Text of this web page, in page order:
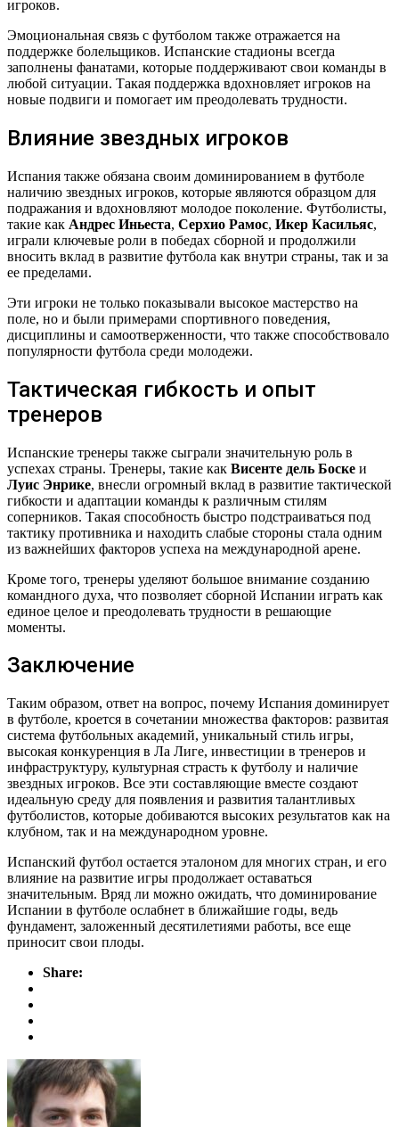
игроков.
Эмоциональная связь с футболом также отражается на
поддержке болельщиков. Испанские стадионы всегда
заполнены фанатами, которые поддерживают свои команды в
любой ситуации. Такая поддержка вдохновляет игроков на
новые подвиги и помогает им преодолевать трудности.
Влияние звездных игроков
Испания также обязана своим доминированием в футболе
наличию звездных игроков, которые являются образцом для
подражания и вдохновляют молодое поколение. Футболисты,
такие как Андрес Иньеста, Серхио Рамос, Икер Касильяс,
играли ключевые роли в победах сборной и продолжили
вносить вклад в развитие футбола как внутри страны, так и за
ее пределами.
Эти игроки не только показывали высокое мастерство на
поле, но и были примерами спортивного поведения,
дисциплины и самоотверженности, что также способствовало
популярности футбола среди молодежи.
Тактическая гибкость и опыт
тренеров
Испанские тренеры также сыграли значительную роль в
успехах страны. Тренеры, такие как Висенте дель Боске и
Луис Энрике, внесли огромный вклад в развитие тактической
гибкости и адаптации команды к различным стилям
соперников. Такая способность быстро подстраиваться под
тактику противника и находить слабые стороны стала одним
из важнейших факторов успеха на международной арене.
Кроме того, тренеры уделяют большое внимание созданию
командного духа, что позволяет сборной Испании играть как
единое целое и преодолевать трудности в решающие
моменты.
Заключение
Таким образом, ответ на вопрос, почему Испания доминирует
в футболе, кроется в сочетании множества факторов: развитая
система футбольных академий, уникальный стиль игры,
высокая конкуренция в Ла Лиге, инвестиции в тренеров и
инфраструктуру, культурная страсть к футболу и наличие
звездных игроков. Все эти составляющие вместе создают
идеальную среду для появления и развития талантливых
футболистов, которые добиваются высоких результатов как на
клубном, так и на международном уровне.
Испанский футбол остается эталоном для многих стран, и его
влияние на развитие игры продолжает оставаться
значительным. Вряд ли можно ожидать, что доминирование
Испании в футболе ослабнет в ближайшие годы, ведь
фундамент, заложенный десятилетиями работы, все еще
приносит свои плоды.
Share: